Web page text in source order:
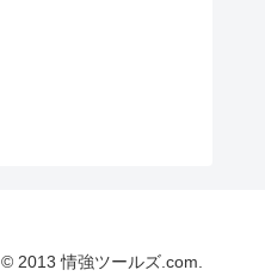
© 2013 情強ツールズ.com.